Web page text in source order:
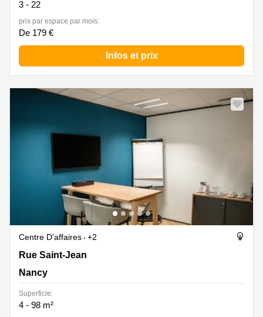
3 - 22
prix par espace par mois:
De 179 €
Infos et prix
Centre D'affaires
+2
Rue Saint-Jean 17, Nancy
Rue Saint-Jean
Nancy
Superficie:
4 - 98 m²